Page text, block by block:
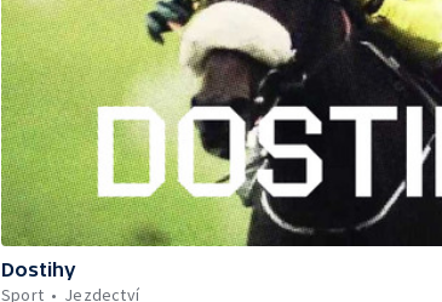
Dostihy
Sport
Jezdectví